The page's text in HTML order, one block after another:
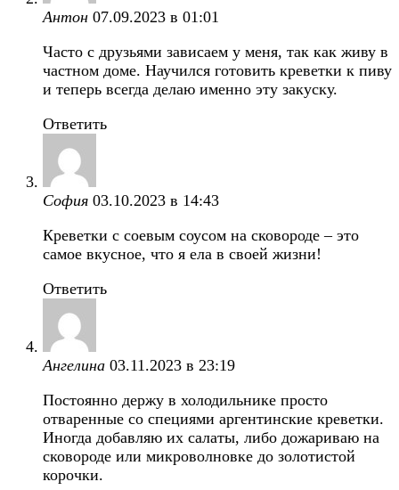
Антон 07.09.2023 в 01:01
Часто с друзьями зависаем у меня, так как живу в
частном доме. Научился готовить креветки к пиву
и теперь всегда делаю именно эту закуску.
Ответить
София 03.10.2023 в 14:43
Креветки с соевым соусом на сковороде – это
самое вкусное, что я ела в своей жизни!
Ответить
Ангелина 03.11.2023 в 23:19
Постоянно держу в холодильнике просто
отваренные со специями аргентинские креветки.
Иногда добавляю их салаты, либо дожариваю на
сковороде или микроволновке до золотистой
корочки.